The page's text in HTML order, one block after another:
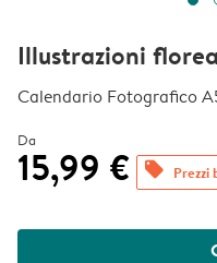
Illustrazioni
Calendario Fotografico
Da
15,99 € offers Prezzi